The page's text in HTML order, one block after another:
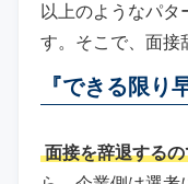
以上のようなパ
す。そこで、面接
『できる限り
面接を辞退する